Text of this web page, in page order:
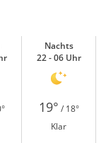
Nachts
22 - 06 Uhr
19° / 18°
Klar